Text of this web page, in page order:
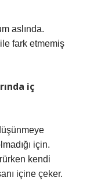
aslında.
fark etmemiş
iç
için.
kendi
içine çeker.